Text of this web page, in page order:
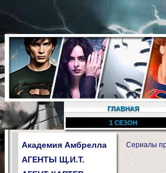
ГЛАВНАЯ
1 СЕЗОН
Академия Амбрелла
АГЕНТЫ Щ.И.Т.
Сериалы